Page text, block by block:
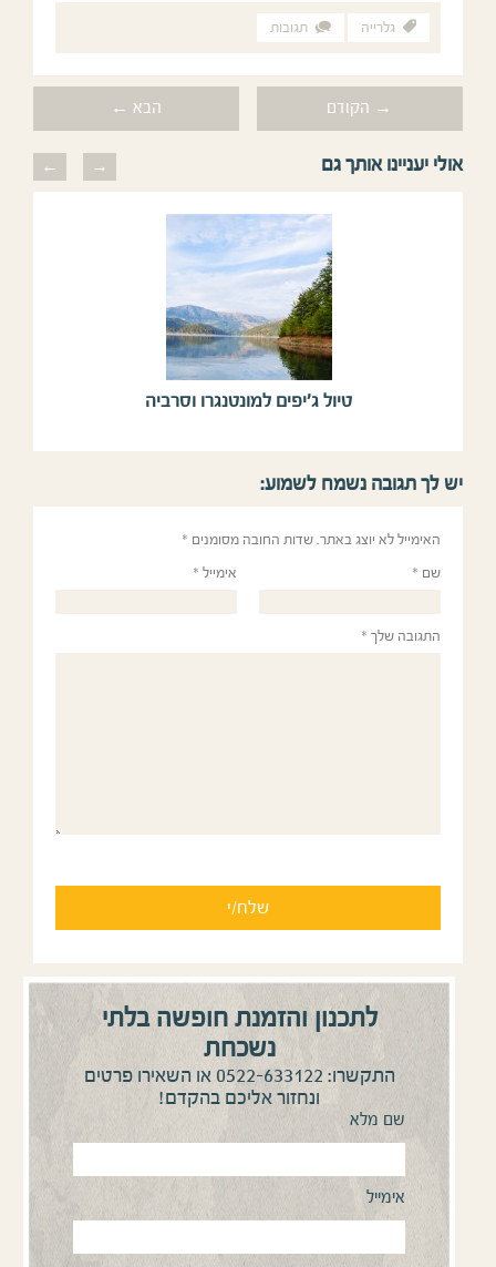
גלרייה תגובות
→ הקודם הבא ←
אולי יעניינו אותך גם previous next
טיול ג’יפים למונטנגרו וסרביה
יש לך תגובה נשמח לשמוע:
האימייל לא יוצג באתר. שדות החובה מסומנים *
שם * אימייל *
התגובה שלך *
לתכנון והזמנת חופשה בלתי
נשכחת
התקשרו: 0522-633122 או השאירו פרטים
ונחזור אליכם בהקדם!
שם מלא
אימייל